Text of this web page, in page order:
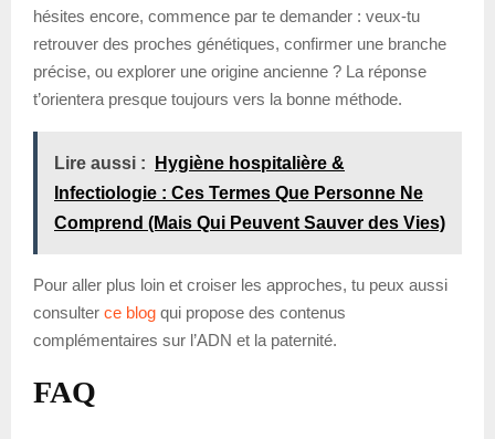
hésites encore, commence par te demander : veux-tu
retrouver des proches génétiques, confirmer une branche
précise, ou explorer une origine ancienne ? La réponse
t’orientera presque toujours vers la bonne méthode.
Lire aussi :
Hygiène hospitalière &
Infectiologie : Ces Termes Que Personne Ne
Comprend (Mais Qui Peuvent Sauver des Vies)
Pour aller plus loin et croiser les approches, tu peux aussi
consulter ce blog qui propose des contenus
complémentaires sur l’ADN et la paternité.
FAQ